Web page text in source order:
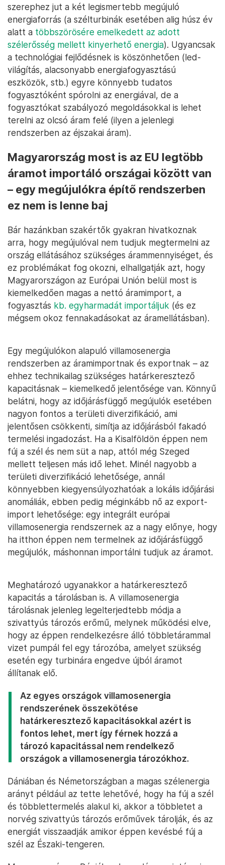
szerephez jut a két legismertebb megújuló
energiaforrás (a szélturbinák esetében alig húsz év
alatt a többszörösére emelkedett az adott
szélerősség mellett kinyerhető energia). Ugyancsak
a technológiai fejlődésnek is köszönhetően (led-
világítás, alacsonyabb energiafogyasztású
eszközök, stb.) egyre könnyebb tudatos
fogyasztóként spórolni az energiával, de a
fogyasztókat szabályozó megoldásokkal is lehet
terelni az olcsó áram felé (ilyen a jelenlegi
rendszerben az éjszakai áram).
Magyarország most is az EU legtöbb
áramot importáló országai között van
– egy megújulókra építő rendszerben
ez nem is lenne baj
Bár hazánkban szakértők gyakran hivatkoznak
arra, hogy megújulóval nem tudjuk megtermelni az
ország ellátásához szükséges árammennyiséget, és
ez problémákat fog okozni, elhallgatják azt, hogy
Magyarországon az Európai Unión belül most is
kiemelkedően magas a nettó áramimport, a
fogyasztás kb. egyharmadát importáljuk (és ez
mégsem okoz fennakadásokat az áramellátásban).
Egy megújulókon alapuló villamosenergia
rendszerben az áramimportnak és exportnak – az
ehhez technikailag szükséges határkeresztező
kapacitásnak – kiemelkedő jelentősége van. Könnyű
belátni, hogy az időjárásfüggő megújulók esetében
nagyon fontos a területi diverzifikáció, ami
jelentősen csökkenti, simítja az időjárásból fakadó
termelési ingadozást. Ha a Kisalföldön éppen nem
fúj a szél és nem süt a nap, attól még Szeged
mellett teljesen más idő lehet. Minél nagyobb a
területi diverzifikáció lehetősége, annál
könnyebben kiegyensúlyozhatóak a lokális időjárási
anomáliák, ebben pedig méginkább nő az export-
import lehetősége: egy integrált európai
villamosenergia rendszernek az a nagy előnye, hogy
ha itthon éppen nem termelnek az időjárásfüggő
megújulók, máshonnan importálni tudjuk az áramot.
Meghatározó ugyanakkor a határkeresztező
kapacitás a tárolásban is. A villamosenergia
tárolásnak jelenleg legelterjedtebb módja a
szivattyús tározós erőmű, melynek működési elve,
hogy az éppen rendelkezésre álló többletárammal
vizet pumpál fel egy tározóba, amelyet szükség
esetén egy turbinára engedve újból áramot
állítanak elő.
Az egyes országok villamosenergia
rendszerének összekötése
határkeresztező kapacitásokkal azért is
fontos lehet, mert így férnek hozzá a
tározó kapacitással nem rendelkező
országok a villamosenergia tározókhoz.
Dániában és Németországban a magas szélenergia
arányt például az tette lehetővé, hogy ha fúj a szél
és többlettermelés alakul ki, akkor a többletet a
norvég szivattyús tározós erőművek tárolják, és az
energiát visszaadják amikor éppen kevésbé fúj a
szél az Északi-tengeren.